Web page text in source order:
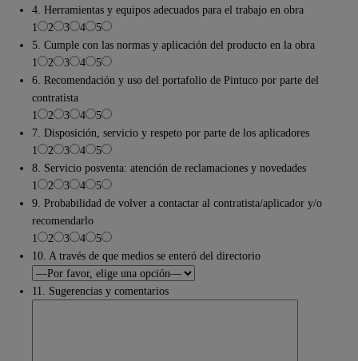
4. Herramientas y equipos adecuados para el trabajo en obra
1
2 3 4
5
5. Cumple con las normas y aplicación del producto en la obra
1
2 3 4
5
6. Recomendación y uso del portafolio de Pintuco por parte del
contratista
1
2 3 4
5
7. Disposición, servicio y respeto por parte de los aplicadores
1
2 3 4
5
8. Servicio posventa: atención de reclamaciones y novedades
1
2 3 4
5
9. Probabilidad de volver a contactar al contratista/aplicador y/o
recomendarlo
1
2 3 4
5
10. A través de que medios se enteró del directorio
11. Sugerencias y comentarios